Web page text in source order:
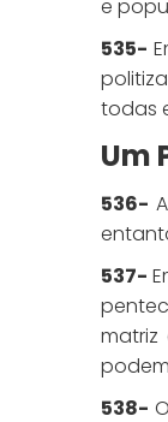
e
535-
todas
Um
536-
537-
matriz
538-